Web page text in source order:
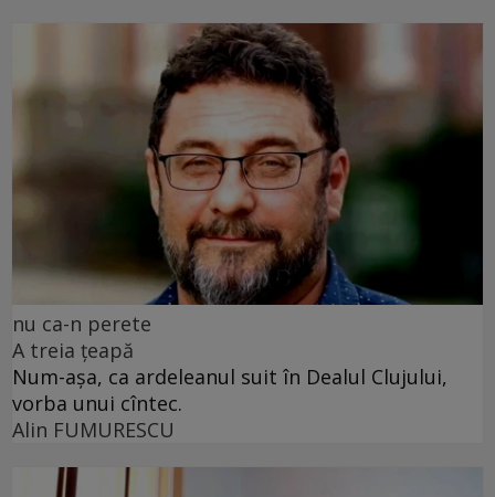
nu ca-n perete
A treia țeapă
Num-așa, ca ardeleanul suit în Dealul Clujului,
vorba unui cîntec.
Alin FUMURESCU